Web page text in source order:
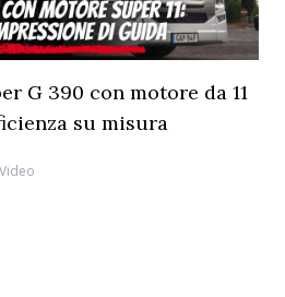
G 390 con motore da 11
su misura
Video